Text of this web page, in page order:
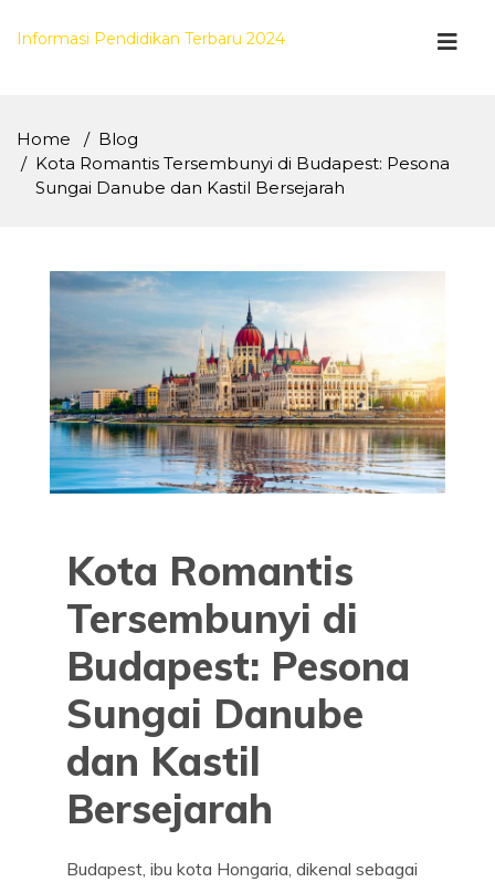
Informasi Pendidikan Terbaru 2024
Home
Blog
Kota Romantis Tersembunyi di Budapest: Pesona
Sungai Danube dan Kastil Bersejarah
Kota Romantis
Tersembunyi di
Budapest: Pesona
Sungai Danube
dan Kastil
Bersejarah
Budapest, ibu kota Hongaria, dikenal sebagai